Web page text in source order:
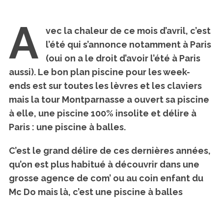
A vec la chaleur de ce mois d’avril, c’est
l’été qui s’annonce notamment à Paris
(oui on a le droit d’avoir l’été à Paris
aussi).Le bon plan piscine pour les week-
ends est sur toutes les lèvres et les claviers
maisla tour Montparnasse a ouvert sa piscine
à elle, une piscine 100% insolite et délire à
Paris : une piscine à balles.
C’est le grand délire de ces dernières années,
qu’on est plus habitué à découvrir dans une
grosse agence de com’ ou au coin enfant du
Mc Do mais là, c’est une piscine à balles